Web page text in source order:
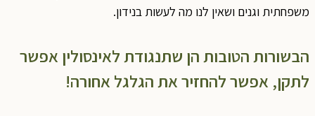
משפחתית וגנים ושאין לנו מה לעשות בנידון.
הבשורות הטובות הן שתנגודת לאינסולין אפשר
לתקן, אפשר להחזיר את הגלגל אחורה!